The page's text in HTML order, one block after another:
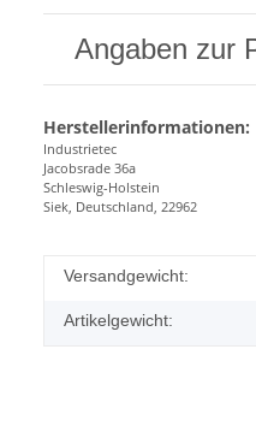
Angaben zur
Herstellerinformationen:
Industrietec
Jacobsrade 36a
Schleswig-Holstein
Siek, Deutschland, 22962
Versandgewicht:
Artikelgewicht: